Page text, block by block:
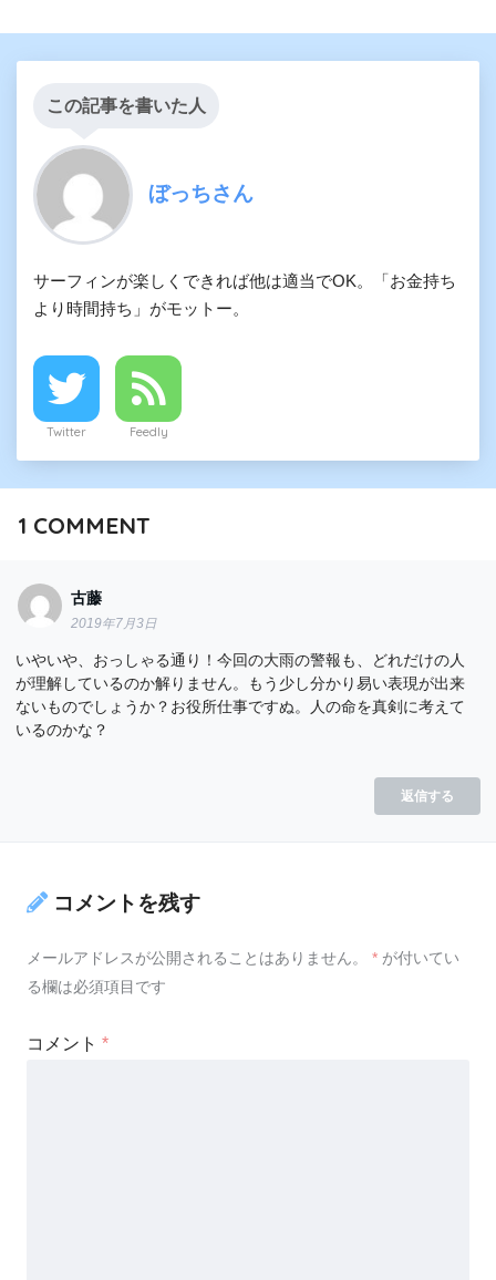
この記事を書いた人
ぼっちさん
サーフィンが楽しくできれば他は適当でOK。「お金持ち
より時間持ち」がモットー。
Twitter Feedly
1 COMMENT
古藤
2019年7月3日
いやいや、おっしゃる通り！今回の大雨の警報も、どれだけの人
が理解しているのか解りません。もう少し分かり易い表現が出来
ないものでしょうか？お役所仕事ですぬ。人の命を真剣に考えて
いるのかな？
返信する
コメントを残す
メールアドレスが公開されることはありません。 * が付いてい
る欄は必須項目です
コメント *